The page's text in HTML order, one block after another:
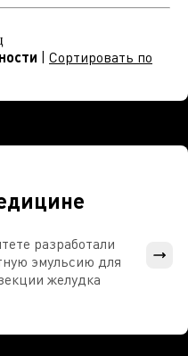
Сортировать по
разработали
эмульсию для
желудка